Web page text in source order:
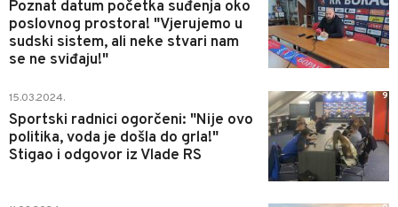
Poznat datum početka suđenja oko
poslovnog prostora! "Vjerujemo u
sudski sistem, ali neke stvari nam
se ne sviđaju!"
15.03.2024.
Sportski radnici ogorčeni: "Nije ovo
politika, voda je došla do grla!"
Stigao i odgovor iz Vlade RS
9